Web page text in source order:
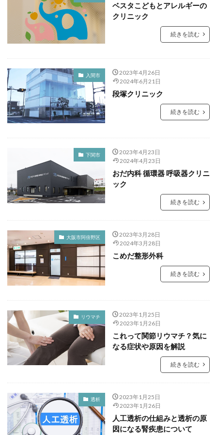
ベスタこどもとアレルギーの
クリニック
続きを読む
入間市
2023年4月26日
2024年6月21日
段塚クリニック
続きを読む
下関市
2023年4月23日
2024年4月23日
おだ内科 循環器 呼吸器クリニ
ック
続きを読む
大阪市阿倍野区
2023年3月28日
2024年3月28日
こめだ整形外科
続きを読む
リウマチ
2023年1月25日
2023年1月26日
これって関節リウマチ？気に
なる症状や原因を解説
続きを読む
透析
2023年1月25日
2023年1月26日
人工透析の仕組みと透析の原
因になる腎疾患について